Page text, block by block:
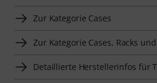
Zur Kategorie Cases
Zur Kategorie Cases, Racks
Detaillierte Herstellerinfos für